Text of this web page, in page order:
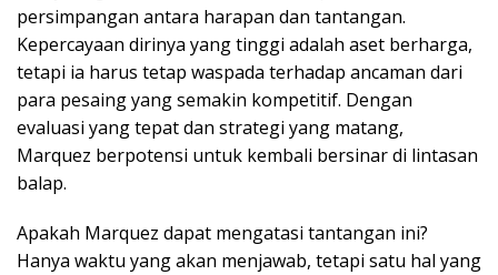
persimpangan antara harapan dan tantangan.
Kepercayaan dirinya yang tinggi adalah aset berharga,
tetapi ia harus tetap waspada terhadap ancaman dari
para pesaing yang semakin kompetitif. Dengan
evaluasi yang tepat dan strategi yang matang,
Marquez berpotensi untuk kembali bersinar di lintasan
balap.
Apakah Marquez dapat mengatasi tantangan ini?
Hanya waktu yang akan menjawab, tetapi satu hal yang